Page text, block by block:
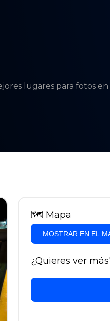
lugares para fotos
🗺 Mapa
MOSTRAR EN EL
¿Quieres ver